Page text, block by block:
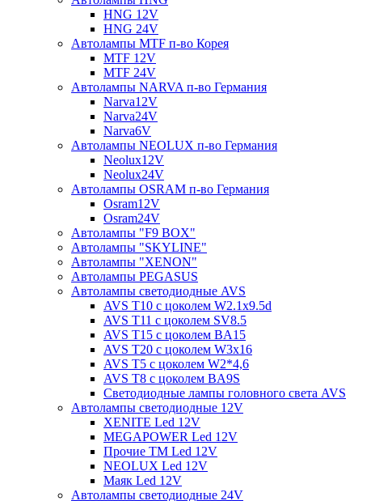
HNG 12V
HNG 24V
Автолампы MTF п-во Корея
MTF 12V
MTF 24V
Автолампы NARVA п-во Германия
Narva12V
Narva24V
Narva6V
Автолампы NEOLUX п-во Германия
Neolux12V
Neolux24V
Автолампы OSRAM п-во Германия
Osram12V
Osram24V
Автолампы "F9 BOX"
Автолампы "SKYLINE"
Автолампы "XENON"
Автолампы PEGASUS
Автолампы светодиодные AVS
AVS T10 с цоколем W2.1x9.5d
AVS T11 с цоколем SV8.5
AVS T15 с цоколем BA15
AVS T20 с цоколем W3x16
AVS T5 с цоколем W2*4,6
AVS T8 с цоколем BA9S
Светодиодные лампы головного света AVS
Автолампы светодиодные 12V
XENITE Led 12V
MEGAPOWER Led 12V
Прочие ТМ Led 12V
NEOLUX Led 12V
Маяк Led 12V
Автолампы светодиодные 24V